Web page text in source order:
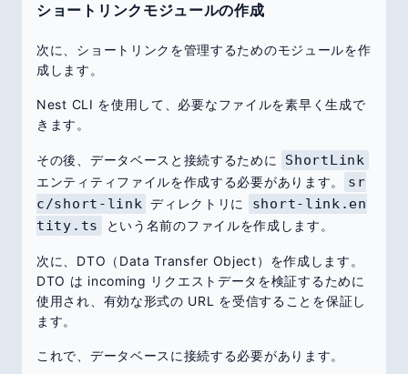
ショートリンクモジュールの作成
次に、ショートリンクを管理するためのモジュールを作
成します。
Nest CLI を使用して、必要なファイルを素早く生成で
きます。
その後、データベースと接続するために ShortLink
エンティティファイルを作成する必要があります。
sr
c/short-link ディレクトリに
short-link.en
tity.ts
という名前のファイルを作成します。
次に、DTO（Data Transfer Object）を作成します。
DTO は incoming リクエストデータを検証するために
使用され、有効な形式の URL を受信することを保証し
ます。
これで、データベースに接続する必要があります。